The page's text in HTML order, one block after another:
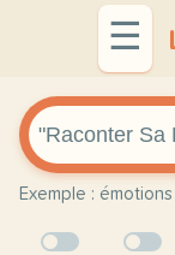
☰
Exemple :